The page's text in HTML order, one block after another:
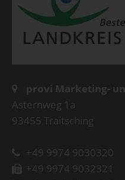
provi Marketing-
Asternweg 1a
93455 Traitsching
+49 9974 9030320
+49 9974 9032321